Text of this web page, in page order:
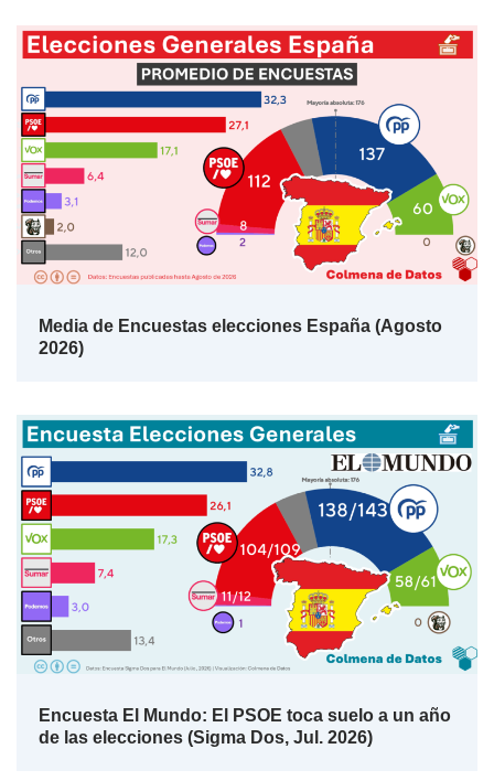
Media de Encuestas elecciones España (Agosto
2026)
Encuesta El Mundo: El PSOE toca suelo a un año
de las elecciones (Sigma Dos, Jul. 2026)